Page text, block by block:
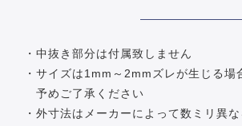
・中抜き部分は付属致しません
・サイズは1mm～2mmズレが生じる場
予めご了承ください
・外寸法はメーカーによって数ミリ異